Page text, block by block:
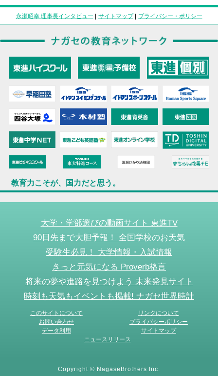
永瀬昭幸 理事長インタビュー | サイトマップ| プライバシー・ポリシー
教育力こそが、国力だと思う。
大学・学部選びの動画サイト 東進TV
90日先まで大胆予報！ 全国学校のお天気
受験生必見！ 大学情報・入試情報
きっと元気になる Proverb格言
将来の夢や進路を見つけよう 未来発見サイト
時刻も天気もイベントも掲載! ナガセ世界時計
このサイトについて
リンクについて
お問い合わせ
プライバシーポリシー
データ利用
サイトマップ
ニュースリリース
Copyright © NagaseBrothers Inc.